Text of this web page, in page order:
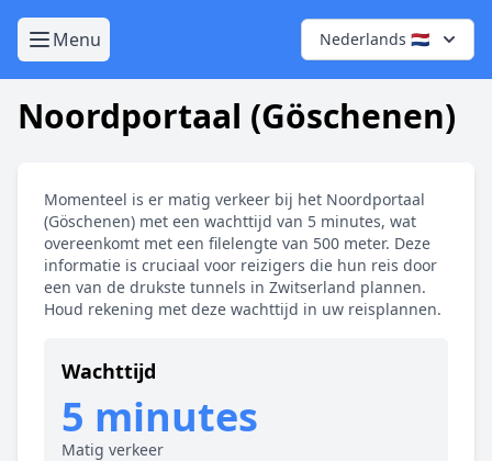
Menu Nederlands 🇳🇱
Noordportaal (Göschenen)
Momenteel is er matig verkeer bij het Noordportaal
(Göschenen) met een wachttijd van 5 minutes, wat
overeenkomt met een filelengte van 500 meter. Deze
informatie is cruciaal voor reizigers die hun reis door
een van de drukste tunnels in Zwitserland plannen.
Houd rekening met deze wachttijd in uw reisplannen.
Wachttijd
5 minutes
Matig verkeer